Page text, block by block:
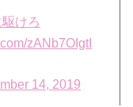
けろ
zANb7OIgtI
14, 2019